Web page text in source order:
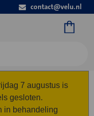
contact@velu.nl
7 augustus is
gesloten.
in behandeling